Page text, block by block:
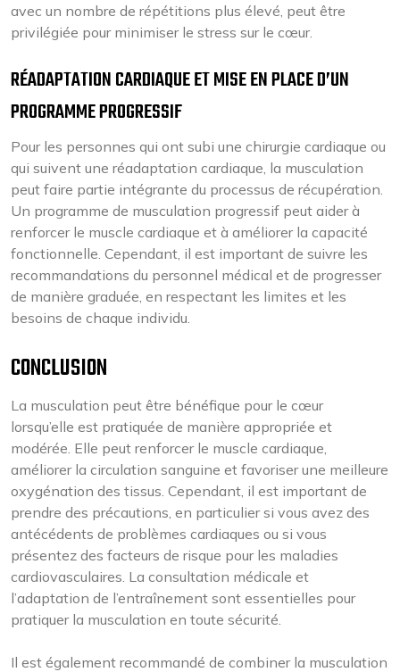
avec un nombre de répétitions plus élevé, peut être
privilégiée pour minimiser le stress sur le cœur.
RÉADAPTATION CARDIAQUE ET MISE EN PLACE D’UN
PROGRAMME PROGRESSIF
Pour les personnes qui ont subi une chirurgie cardiaque ou
qui suivent une réadaptation cardiaque, la musculation
peut faire partie intégrante du processus de récupération.
Un programme de musculation progressif peut aider à
renforcer le muscle cardiaque et à améliorer la capacité
fonctionnelle. Cependant, il est important de suivre les
recommandations du personnel médical et de progresser
de manière graduée, en respectant les limites et les
besoins de chaque individu.
CONCLUSION
La musculation peut être bénéfique pour le cœur
lorsqu’elle est pratiquée de manière appropriée et
modérée. Elle peut renforcer le muscle cardiaque,
améliorer la circulation sanguine et favoriser une meilleure
oxygénation des tissus. Cependant, il est important de
prendre des précautions, en particulier si vous avez des
antécédents de problèmes cardiaques ou si vous
présentez des facteurs de risque pour les maladies
cardiovasculaires. La consultation médicale et
l’adaptation de l’entraînement sont essentielles pour
pratiquer la musculation en toute sécurité.
Il est également recommandé de combiner la musculation